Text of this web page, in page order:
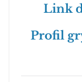
Link
Profil